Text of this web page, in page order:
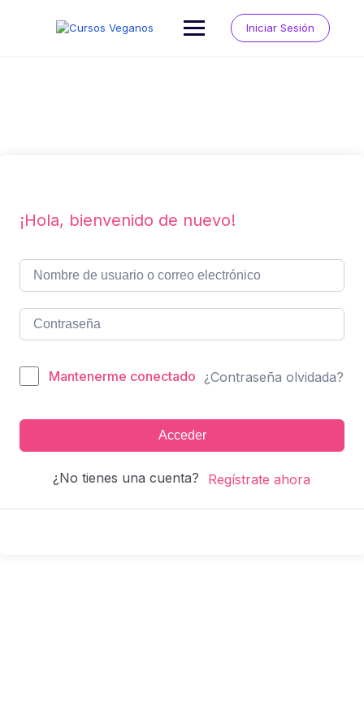
Iniciar Sesión
¡Hola, bienvenido de nuevo!
Mantenerme conectado ¿Contraseña olvidada?
Acceder
¿No tienes una cuenta? Regístrate ahora